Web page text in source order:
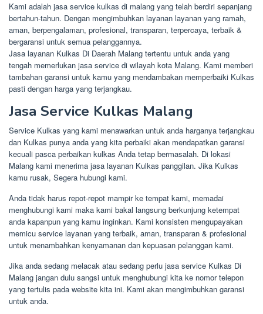
Kami adalah jasa service kulkas di malang yang telah berdiri sepanjang
bertahun-tahun. Dengan mengimbuhkan layanan layanan yang ramah,
aman, berpengalaman, profesional, transparan, terpercaya, terbaik &
bergaransi untuk semua pelanggannya.
Jasa layanan Kulkas Di Daerah Malang tertentu untuk anda yang
tengah memerlukan jasa service di wilayah kota Malang. Kami memberi
tambahan garansi untuk kamu yang mendambakan memperbaiki Kulkas
pasti dengan harga yang terjangkau.
Jasa Service Kulkas Malang
Service Kulkas yang kami menawarkan untuk anda harganya terjangkau
dan Kulkas punya anda yang kita perbaiki akan mendapatkan garansi
kecuali pasca perbaikan kulkas Anda tetap bermasalah. Di lokasi
Malang kami menerima jasa layanan Kulkas panggilan. Jika Kulkas
kamu rusak, Segera hubungi kami.
Anda tidak harus repot-repot mampir ke tempat kami, memadai
menghubungi kami maka kami bakal langsung berkunjung ketempat
anda kapanpun yang kamu inginkan. Kami konsisten mengupayakan
memicu service layanan yang terbaik, aman, transparan & profesional
untuk menambahkan kenyamanan dan kepuasan pelanggan kami.
Jika anda sedang melacak atau sedang perlu jasa service Kulkas Di
Malang jangan dulu sangsi untuk menghubungi kita ke nomor telepon
yang tertulis pada website kita ini. Kami akan mengimbuhkan garansi
untuk anda.